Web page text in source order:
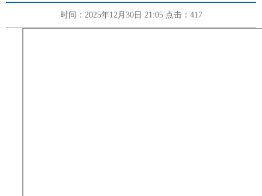
时间：2025年12月30日 21:05 点击： 417